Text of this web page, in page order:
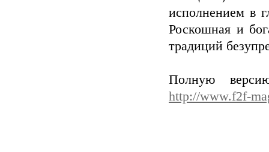
исполнением в
Роскошная и
традиций
Полную
http://www.f2f-